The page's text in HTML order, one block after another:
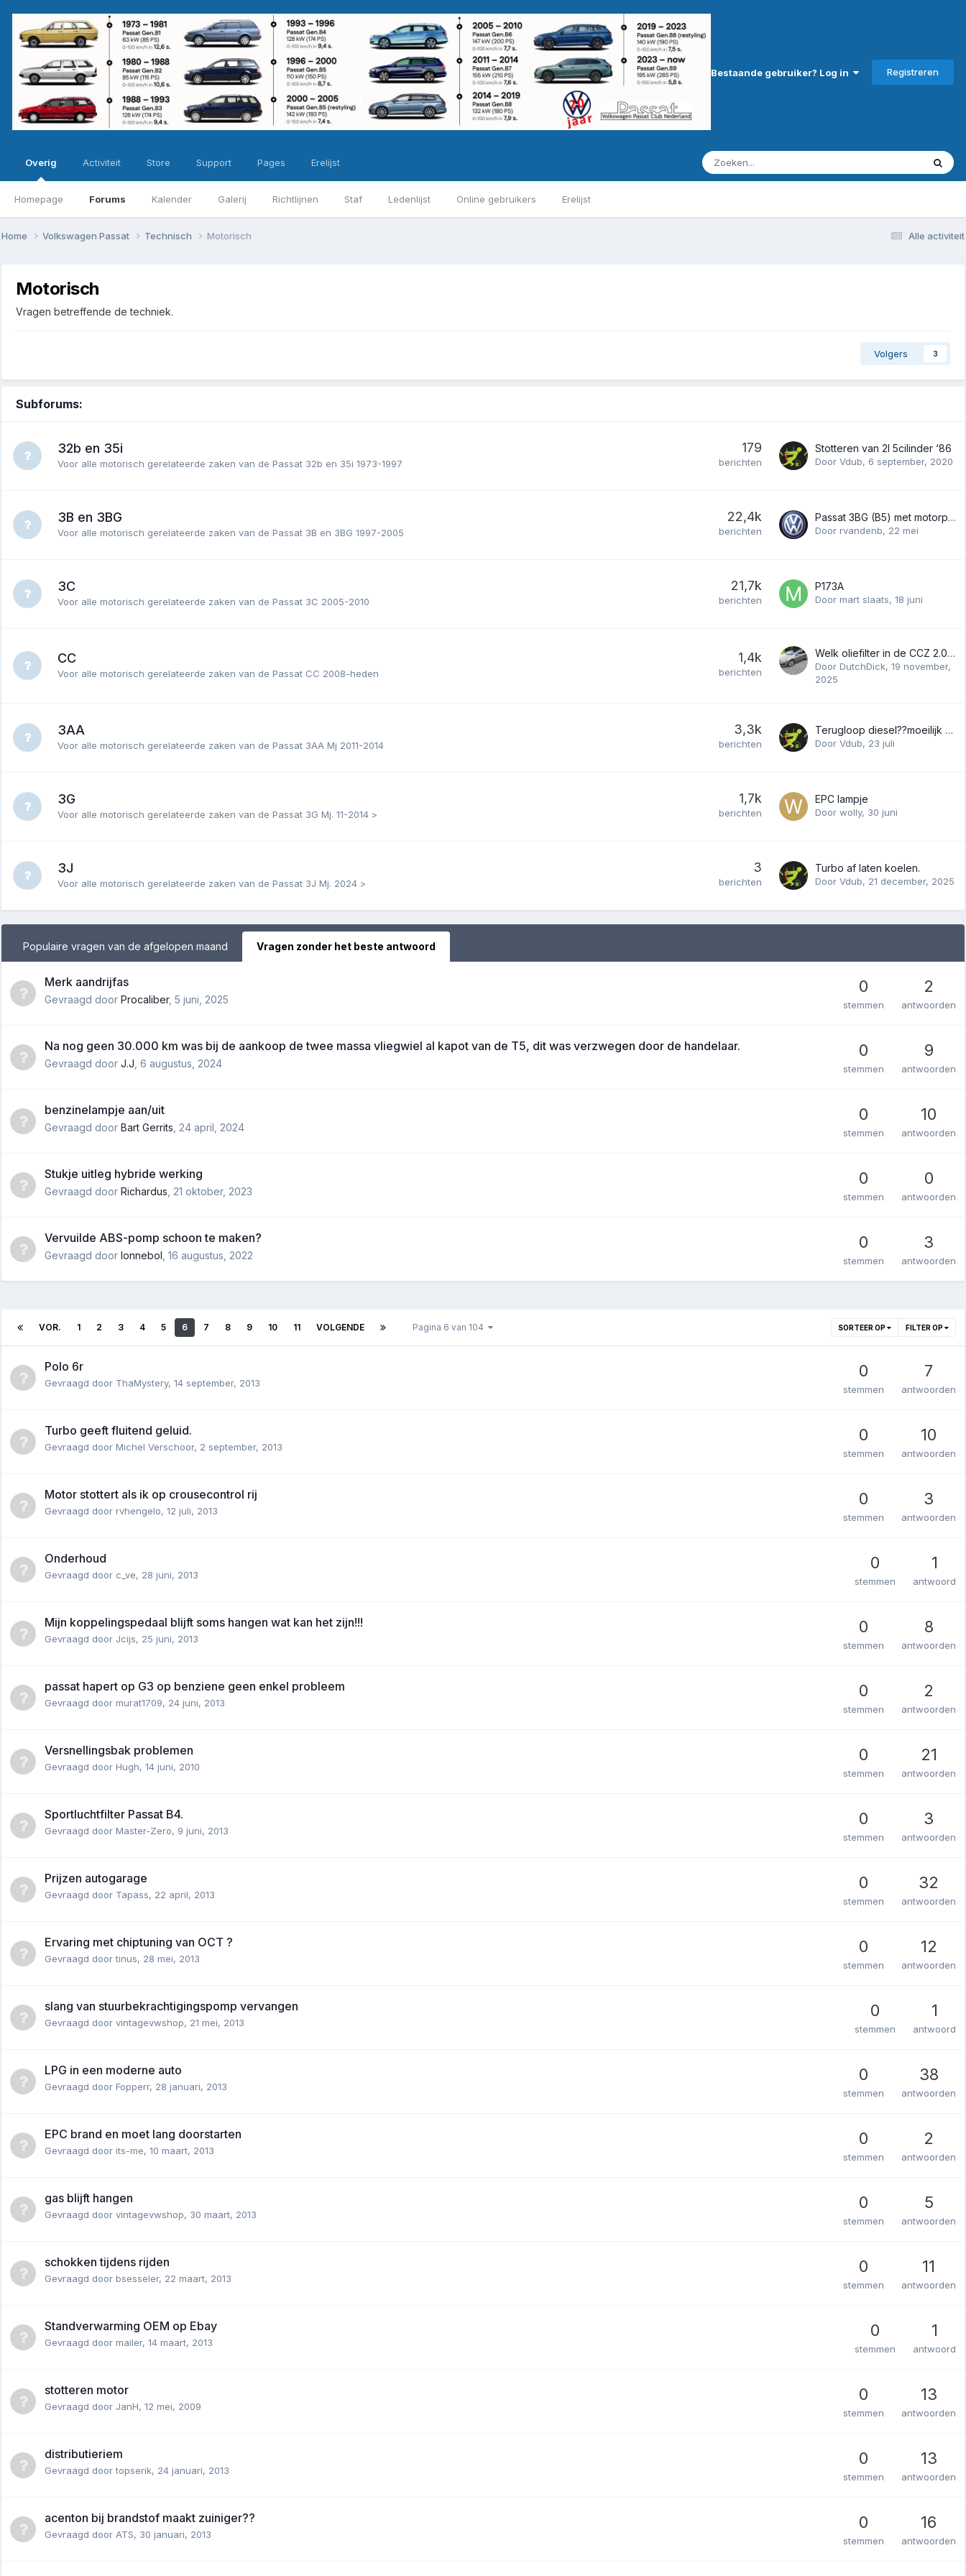
Bestaande gebruiker? Log in Registreren
Overig
Homepage Forums Kalender Galerij Richtlijnen Staf Ledenlijst Online gebruikers Erelijst
Activiteit Store Support Pages Erelijst
Alle activiteit
Home Volkswagen Passat Technisch Motorisch
Motorisch
Vragen betreffende de techniek.
Volgers 3
Subforums:
32b en 35i
Voor alle motorisch gerelateerde zaken van de Passat 32b en 35i 1973-1997
179
berichten
Stotteren van 2l 5cilinder ‘86
Door Vdub, 6 september, 2020
3B en 3BG
Voor alle motorisch gerelateerde zaken van de Passat 3B en 3BG 1997-2005
22,4k
berichten
Passat 3BG (B5) met motorprobleem
Door rvandenb, 22 mei
3C
Voor alle motorisch gerelateerde zaken van de Passat 3C 2005-2010
21,7k
berichten
P173A
Door mart slaats, 18 juni
CC
Voor alle motorisch gerelateerde zaken van de Passat CC 2008-heden
1,4k
berichten
Welk oliefilter in de CCZ 2.0 TSI uit 2011
Door DutchDick, 19 november,
2025
3AA
Voor alle motorisch gerelateerde zaken van de Passat 3AA Mj 2011-2014
3,3k
berichten
Terugloop diesel??moeilijk aanslaan
Door Vdub, 23 juli
3G
Voor alle motorisch gerelateerde zaken van de Passat 3G Mj. 11-2014 >
1,7k
berichten
EPC lampje
Door wolly, 30 juni
3J
Voor alle motorisch gerelateerde zaken van de Passat 3J Mj. 2024 >
3
berichten
Turbo af laten koelen.
Door Vdub, 21 december, 2025
Populaire vragen van de afgelopen maand Vragen zonder het beste antwoord
Merk aandrijfas
Gevraagd door Procaliber, 5 juni, 2025
0
stemmen
2
antwoorden
Na nog geen 30.000 km was bij de aankoop de twee massa vliegwiel al kapot van de T5, dit was verzwegen door de handelaar.
Gevraagd door J.J 6 augustus, 2024
0
stemmen
9
antwoorden
benzinelampje aan/uit
Gevraagd door Bart Gerrits 24 april, 2024
0
stemmen
10
antwoorden
Stukje uitleg hybride werking
Gevraagd door Richardus 21 oktober, 2023
0
stemmen
0
antwoorden
Vervuilde ABS-pomp schoon te maken?
Gevraagd door lonnebol 16 augustus, 2022
0
stemmen
3
antwoorden
SORTEER OP FILTER OP
VOR. 1 2 3 4 5 6 7 8 9 10 11 VOLGENDE Pagina 6 van 104
Polo 6r
Gevraagd door ThaMystery, 14 september, 2013
0
stemmen
7
antwoorden
Turbo geeft fluitend geluid.
Gevraagd door Michel Verschoor, 2 september, 2013
0
stemmen
10
antwoorden
Motor stottert als ik op crousecontrol rij
Gevraagd door rvhengelo, 12 juli, 2013
0
stemmen
3
antwoorden
Onderhoud
Gevraagd door c_ve, 28 juni, 2013
0
stemmen
1
antwoord
Mijn koppelingspedaal blijft soms hangen wat kan het zijn!!!
Gevraagd door Jcijs, 25 juni, 2013
0
stemmen
8
antwoorden
passat hapert op G3 op benziene geen enkel probleem
Gevraagd door murat1709, 24 juni, 2013
0
stemmen
2
antwoorden
Versnellingsbak problemen
Gevraagd door Hugh, 14 juni, 2010
0
stemmen
21
antwoorden
Sportluchtfilter Passat B4.
Gevraagd door Master-Zero, 9 juni, 2013
0
stemmen
3
antwoorden
Prijzen autogarage
Gevraagd door Tapass, 22 april, 2013
0
stemmen
32
antwoorden
Ervaring met chiptuning van OCT ?
Gevraagd doortinus, 28 mei, 2013
0
stemmen
12
antwoorden
slang van stuurbekrachtigingspomp vervangen
Gevraagd door vintagevwshop, 21 mei, 2013
0
stemmen
1
antwoord
LPG in een moderne auto
Gevraagd door Fopperr, 28 januari, 2013
0
stemmen
38
antwoorden
EPC brand en moet lang doorstarten
Gevraagd door its-me, 10 maart, 2013
0
stemmen
2
antwoorden
gas blijft hangen
Gevraagd door vintagevwshop, 30 maart, 2013
0
stemmen
5
antwoorden
schokken tijdens rijden
Gevraagd door bsesseler, 22 maart, 2013
0
stemmen
11
antwoorden
Standverwarming OEM op Ebay
Gevraagd door mailer, 14 maart, 2013
0
stemmen
1
antwoord
stotteren motor
Gevraagd door JanH, 12 mei, 2009
0
stemmen
13
antwoorden
distributieriem
Gevraagd doortopserik, 24 januari, 2013
0
stemmen
13
antwoorden
acenton bij brandstof maakt zuiniger??
Gevraagd door ATS, 30 januari, 2013
0
stemmen
16
antwoorden